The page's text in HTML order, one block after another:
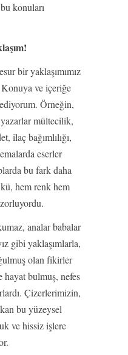
konuları
bir yaklaşımımız
Konuya ve içeriğe
Örneğin,
yazarlar mültecilik,
ilaç bağımlılığı,
eserler
bu fark daha
hem renk hem
analar babalar
gibi yaklaşımlarla,
olan fikirler
hayat bulmuş, nefes
Çizerlerimizin,
bu yüzeysel
ve hissiz işlere